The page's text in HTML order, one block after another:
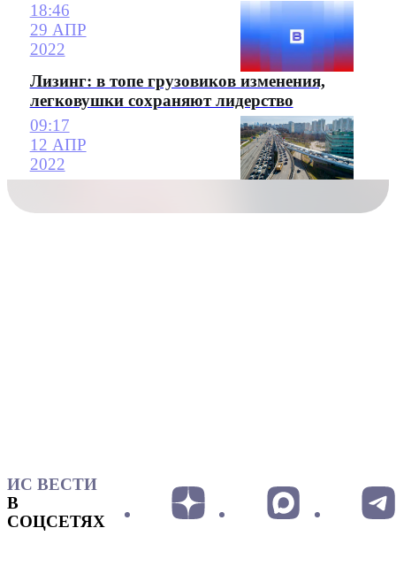
18:46
29 АПР
2022
Лизинг: в топе грузовиков изменения,
легковушки сохраняют лидерство
09:17
12 АПР
2022
ИС ВЕСТИ
В
СОЦСЕТЯХ